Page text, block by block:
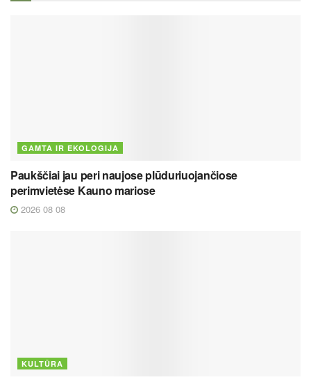
GAMTA IR EKOLOGIJA
Paukščiai jau peri naujose plūduriuojančiose
perimvietėse Kauno mariose
2026 08 08
KULTŪRA